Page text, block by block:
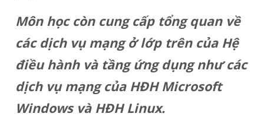
Môn học còn cung cấp tổng quan về
các dịch vụ mạng ở lớp trên của Hệ
điều hành và tầng ứng dụng như các
dịch vụ mạng của HĐH Microsoft
Windows và HĐH Linux.